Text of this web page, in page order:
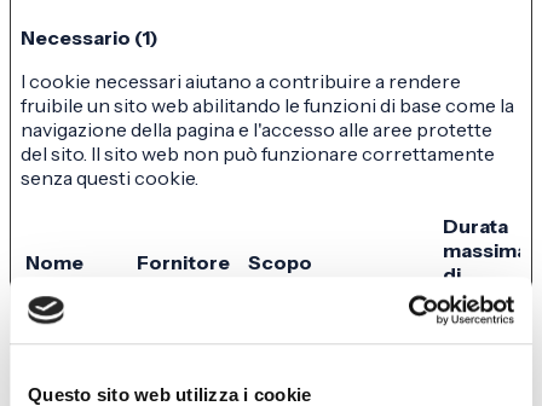
Questo sito web utilizza i cookie
Necessario (1)
I cookie necessari aiutano a contribuire a rendere
fruibile un sito web abilitando le funzioni di base come la
navigazione della pagina e l'accesso alle aree protette
del sito. Il sito web non può funzionare correttamente
senza questi cookie.
Nome Fornitore Scopo
Durata
massima
di
CookieCo
1 anno